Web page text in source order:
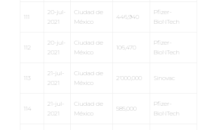
111
20-jul-
2021
Ciudad de
México
446,940
Pfizer-
BioNTech
112
20-jul-
2021
Ciudad de
México
106,470
Pfizer-
BioNTech
113
21-jul-
2021
Ciudad de
México
2’000,000 Sinovac
114
21-jul-
2021
Ciudad de
México
585,000
Pfizer-
BioNTech